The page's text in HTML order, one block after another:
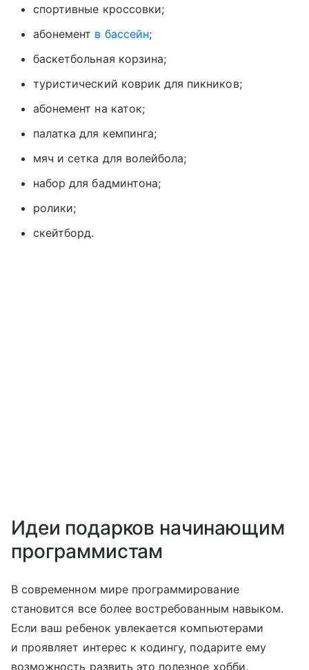
спортивные кроссовки;
абонемент в бассейн;
баскетбольная корзина;
туристический коврик для пикников;
абонемент на каток;
палатка для кемпинга;
мяч и сетка для волейбола;
набор для бадминтона;
ролики;
скейтборд.
Идеи подарков начинающим
программистам
В современном мире программирование
становится все более востребованным навыком.
Если ваш ребенок увлекается компьютерами
и проявляет интерес к кодингу, подарите ему
возможность развить это полезное хобби.